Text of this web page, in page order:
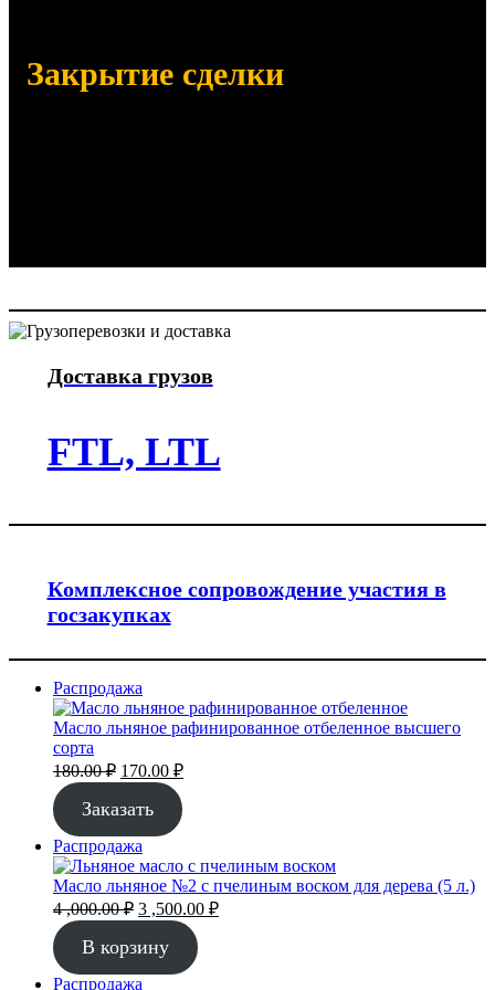
Закрытие сделки
Доставка грузов
FTL, LTL
Комплексное сопровождение участия в
госзакупках
Распродажа
товар
Масло льняное рафинированное отбеленное высшего
сорта
180.00₽ Первоначальная
цена
составляла
180.00 ₽.
170.00 ₽Текущая
Заказать
Распродажа
товар
Масло льняное №2 с пчелиным воском для дерева (5 л.)
4 ,000.00₽ Первоначальная
цена
составляла
3 ,500.00 ₽Текущая
В корзину
Распродажа